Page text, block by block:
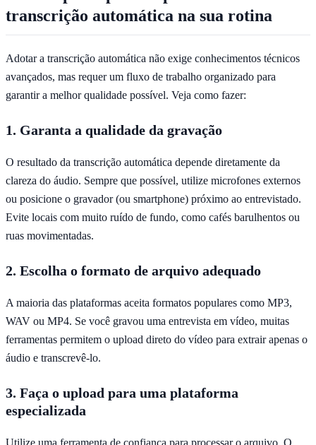
transcrição automática na sua rotina
Adotar a transcrição automática não exige conhecimentos técnicos
avançados, mas requer um fluxo de trabalho organizado para
garantir a melhor qualidade possível. Veja como fazer:
1. Garanta a qualidade da gravação
O resultado da transcrição automática depende diretamente da
clareza do áudio. Sempre que possível, utilize microfones externos
ou posicione o gravador (ou smartphone) próximo ao entrevistado.
Evite locais com muito ruído de fundo, como cafés barulhentos ou
ruas movimentadas.
2. Escolha o formato de arquivo adequado
A maioria das plataformas aceita formatos populares como MP3,
WAV ou MP4. Se você gravou uma entrevista em vídeo, muitas
ferramentas permitem o upload direto do vídeo para extrair apenas o
áudio e transcrevê-lo.
3. Faça o upload para uma plataforma
especializada
Utilize uma ferramenta de confiança para processar o arquivo. O